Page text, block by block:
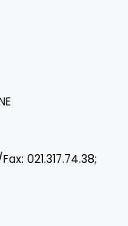
021.317.74.38;